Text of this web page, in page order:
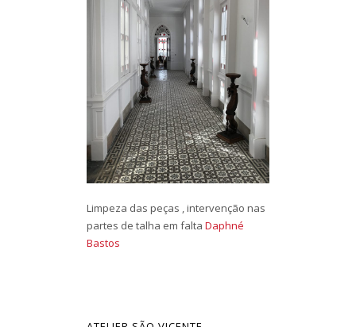
Limpeza das peças , intervenção nas
partes de talha em falta Daphné
Bastos